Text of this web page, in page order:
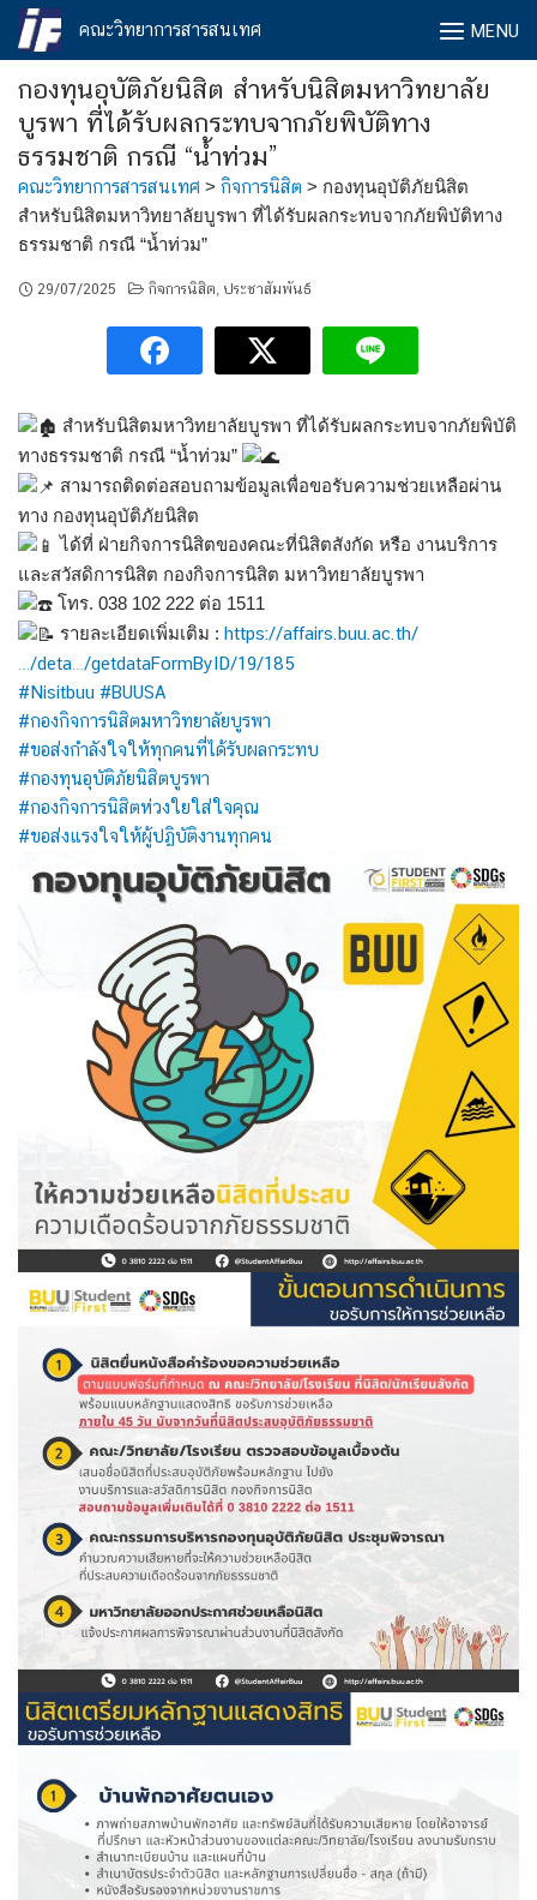
Skip
คณะวิทยาการสารสนเทศ MENU
กองทุนอุบัติภัยนิสิต สำหรับนิสิตมหาวิทยาลัย
บูรพา ที่ได้รับผลกระทบจากภัยพิบัติทาง
ธรรมชาติ กรณี “น้ำท่วม”
คณะวิทยาการสารสนเทศ > กิจการนิสิต > กองทุนอุบัติภัยนิสิต
สำหรับนิสิตมหาวิทยาลัยบูรพา ที่ได้รับผลกระทบจากภัยพิบัติทาง
ธรรมชาติ กรณี “น้ำท่วม”
29/07/2025 กิจการนิสิต, ประชาสัมพันธ์
สำหรับนิสิตมหาวิทยาลัยบูรพา ที่ได้รับผลกระทบจากภัยพิบัติ
ทางธรรมชาติ กรณี “น้ำท่วม”
สามารถติดต่อสอบถามข้อมูลเพื่อขอรับความช่วยเหลือผ่าน
ทาง กองทุนอุบัติภัยนิสิต
ได้ที่ ฝ่ายกิจการนิสิตของคณะที่นิสิตสังกัด หรือ งานบริการ
และสวัสดิการนิสิต กองกิจการนิสิต มหาวิทยาลัยบูรพา
โทร. 038 102 222 ต่อ 1511
รายละเอียดเพิ่มเติม : https://affairs.buu.ac.th/
…/deta…/getdataFormByID/19/185
#Nisitbuu #BUUSA
#กองกิจการนิสิตมหาวิทยาลัยบูรพา
#ขอส่งกำลังใจให้ทุกคนที่ได้รับผลกระทบ
#กองทุนอุบัติภัยนิสิตบูรพา
#กองกิจการนิสิตห่วงใยใส่ใจคุณ
#ขอส่งแรงใจให้ผู้ปฏิบัติงานทุกคน